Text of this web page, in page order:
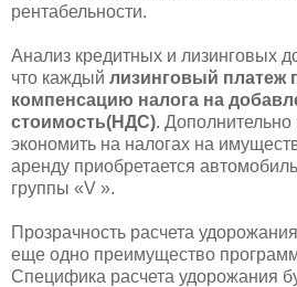
рентабельности.
Анализ кредитных и лизинговых
что каждый лизинговый платеж
компенсацию налога на
стоимость(НДС).
экономить на налогах на
аренду приобретается
группы «V ».
Прозрачность расчета
еще одно преимущество
Специфика расчета удорожания